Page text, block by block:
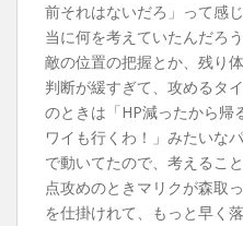
前それはないだろ」って感
当に何を考えていたんだろう
敵の位置の把握とか、残り
判断が緩すぎて、攻めるタ
のときは「HP減ったから帰
ワイも行くわ！」みたいな
で動いてたので、考えるこ
点攻めのときマリクが森取
を仕掛けれて、もっと早く